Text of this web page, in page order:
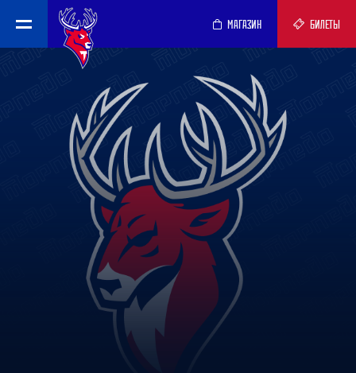
МАГАЗИН БИЛЕТЫ